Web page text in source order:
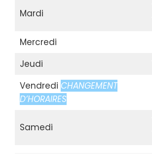
Mardi
Mercredi
Jeudi
Vendredi CHANGEMENT
D’HORAIRES
Samedi